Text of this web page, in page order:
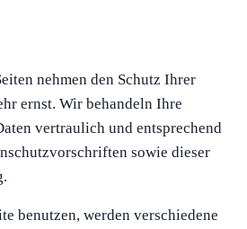
nehmen den Schutz Ihrer
ernst. Wir behandeln Ihre
vertraulich und entsprechend
sowie dieser
benutzen, werden verschiedene